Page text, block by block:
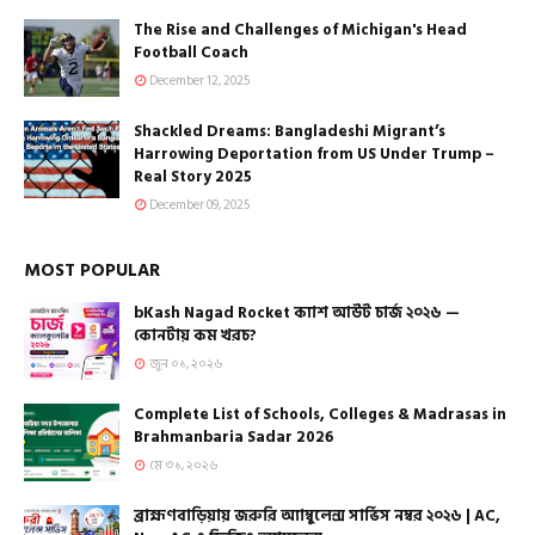
The Rise and Challenges of Michigan's Head
Football Coach
December 12, 2025
Shackled Dreams: Bangladeshi Migrant’s
Harrowing Deportation from US Under Trump –
Real Story 2025
December 09, 2025
MOST POPULAR
bKash Nagad Rocket ক্যাশ আউট চার্জ ২০২৬ —
কোনটায় কম খরচ?
জুন ০১, ২০২৬
Complete List of Schools, Colleges & Madrasas in
Brahmanbaria Sadar 2026
মে ৩১, ২০২৬
ব্রাহ্মণবাড়িয়ায় জরুরি অ্যাম্বুলেন্স সার্ভিস নম্বর ২০২৬ | AC,